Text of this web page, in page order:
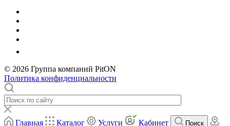
© 2026 Группа компаний PitON
Политика конфиденциальности
Главная Каталог Услуги Кабинет Поиск